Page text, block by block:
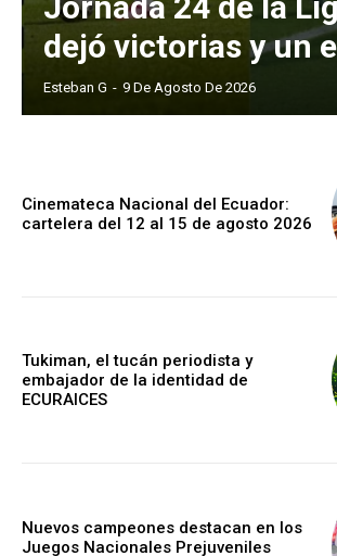
dejó victorias y un
Esteban G - 9 De Agosto De 2026
Cinemateca Nacional del Ecuador:
cartelera del 12 al 15 de agosto 2026
Tukiman, el tucán periodista y
embajador de la identidad de
ECURAICES
Nuevos campeones destacan en los
Juegos Nacionales Prejuveniles